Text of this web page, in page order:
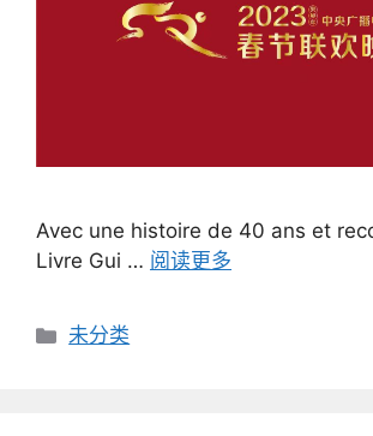
Avec une histoire de 40 ans et
Livre Gui … 阅读更多
分
未分类